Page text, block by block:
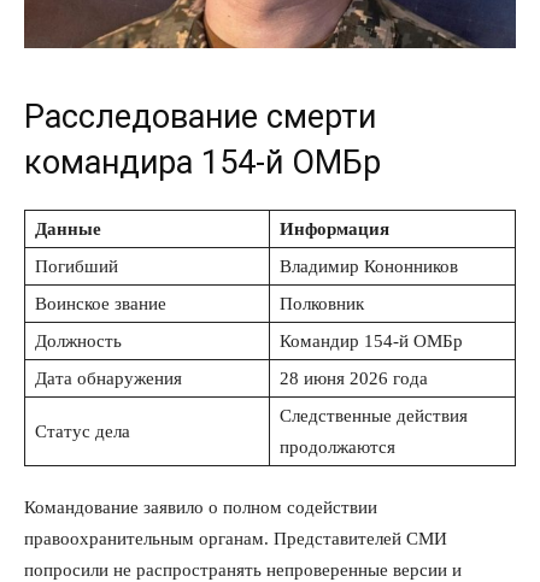
Расследование смерти
командира 154-й ОМБр
Данные
Информация
Погибший
Владимир Кононников
Воинское звание
Полковник
Должность
Командир 154-й ОМБр
Дата обнаружения
28 июня 2026 года
Статус дела
Следственные действия
продолжаются
Командование заявило о полном содействии
правоохранительным органам. Представителей СМИ
попросили не распространять непроверенные версии и